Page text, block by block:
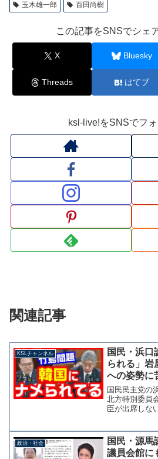
玉木雄一郎
百田尚樹
この記事をSNSでシェ
X Bluesky
Threads はてブ
ksl-live!をSNSでフ
関連記事
KSLチャンネル
国民・浜口
られる」岩
への姿勢に
席と韓国へ
【KSLチャ
国民民主党の
北方特別委員
臣が出席しな
た。竹島の日
でしょう。イ
政治・社会
国民・源馬
議員会館に